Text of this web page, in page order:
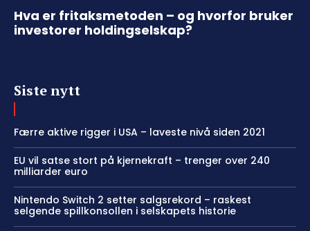
Hva er fritaksmetoden – og hvorfor bruker
investorer holdingselskap?
Siste nytt
Færre aktive rigger i USA – laveste nivå siden 2021
EU vil satse stort på kjernekraft – trenger over 240
milliarder euro
Nintendo Switch 2 setter salgsrekord – raskest
selgende spillkonsollen i selskapets historie